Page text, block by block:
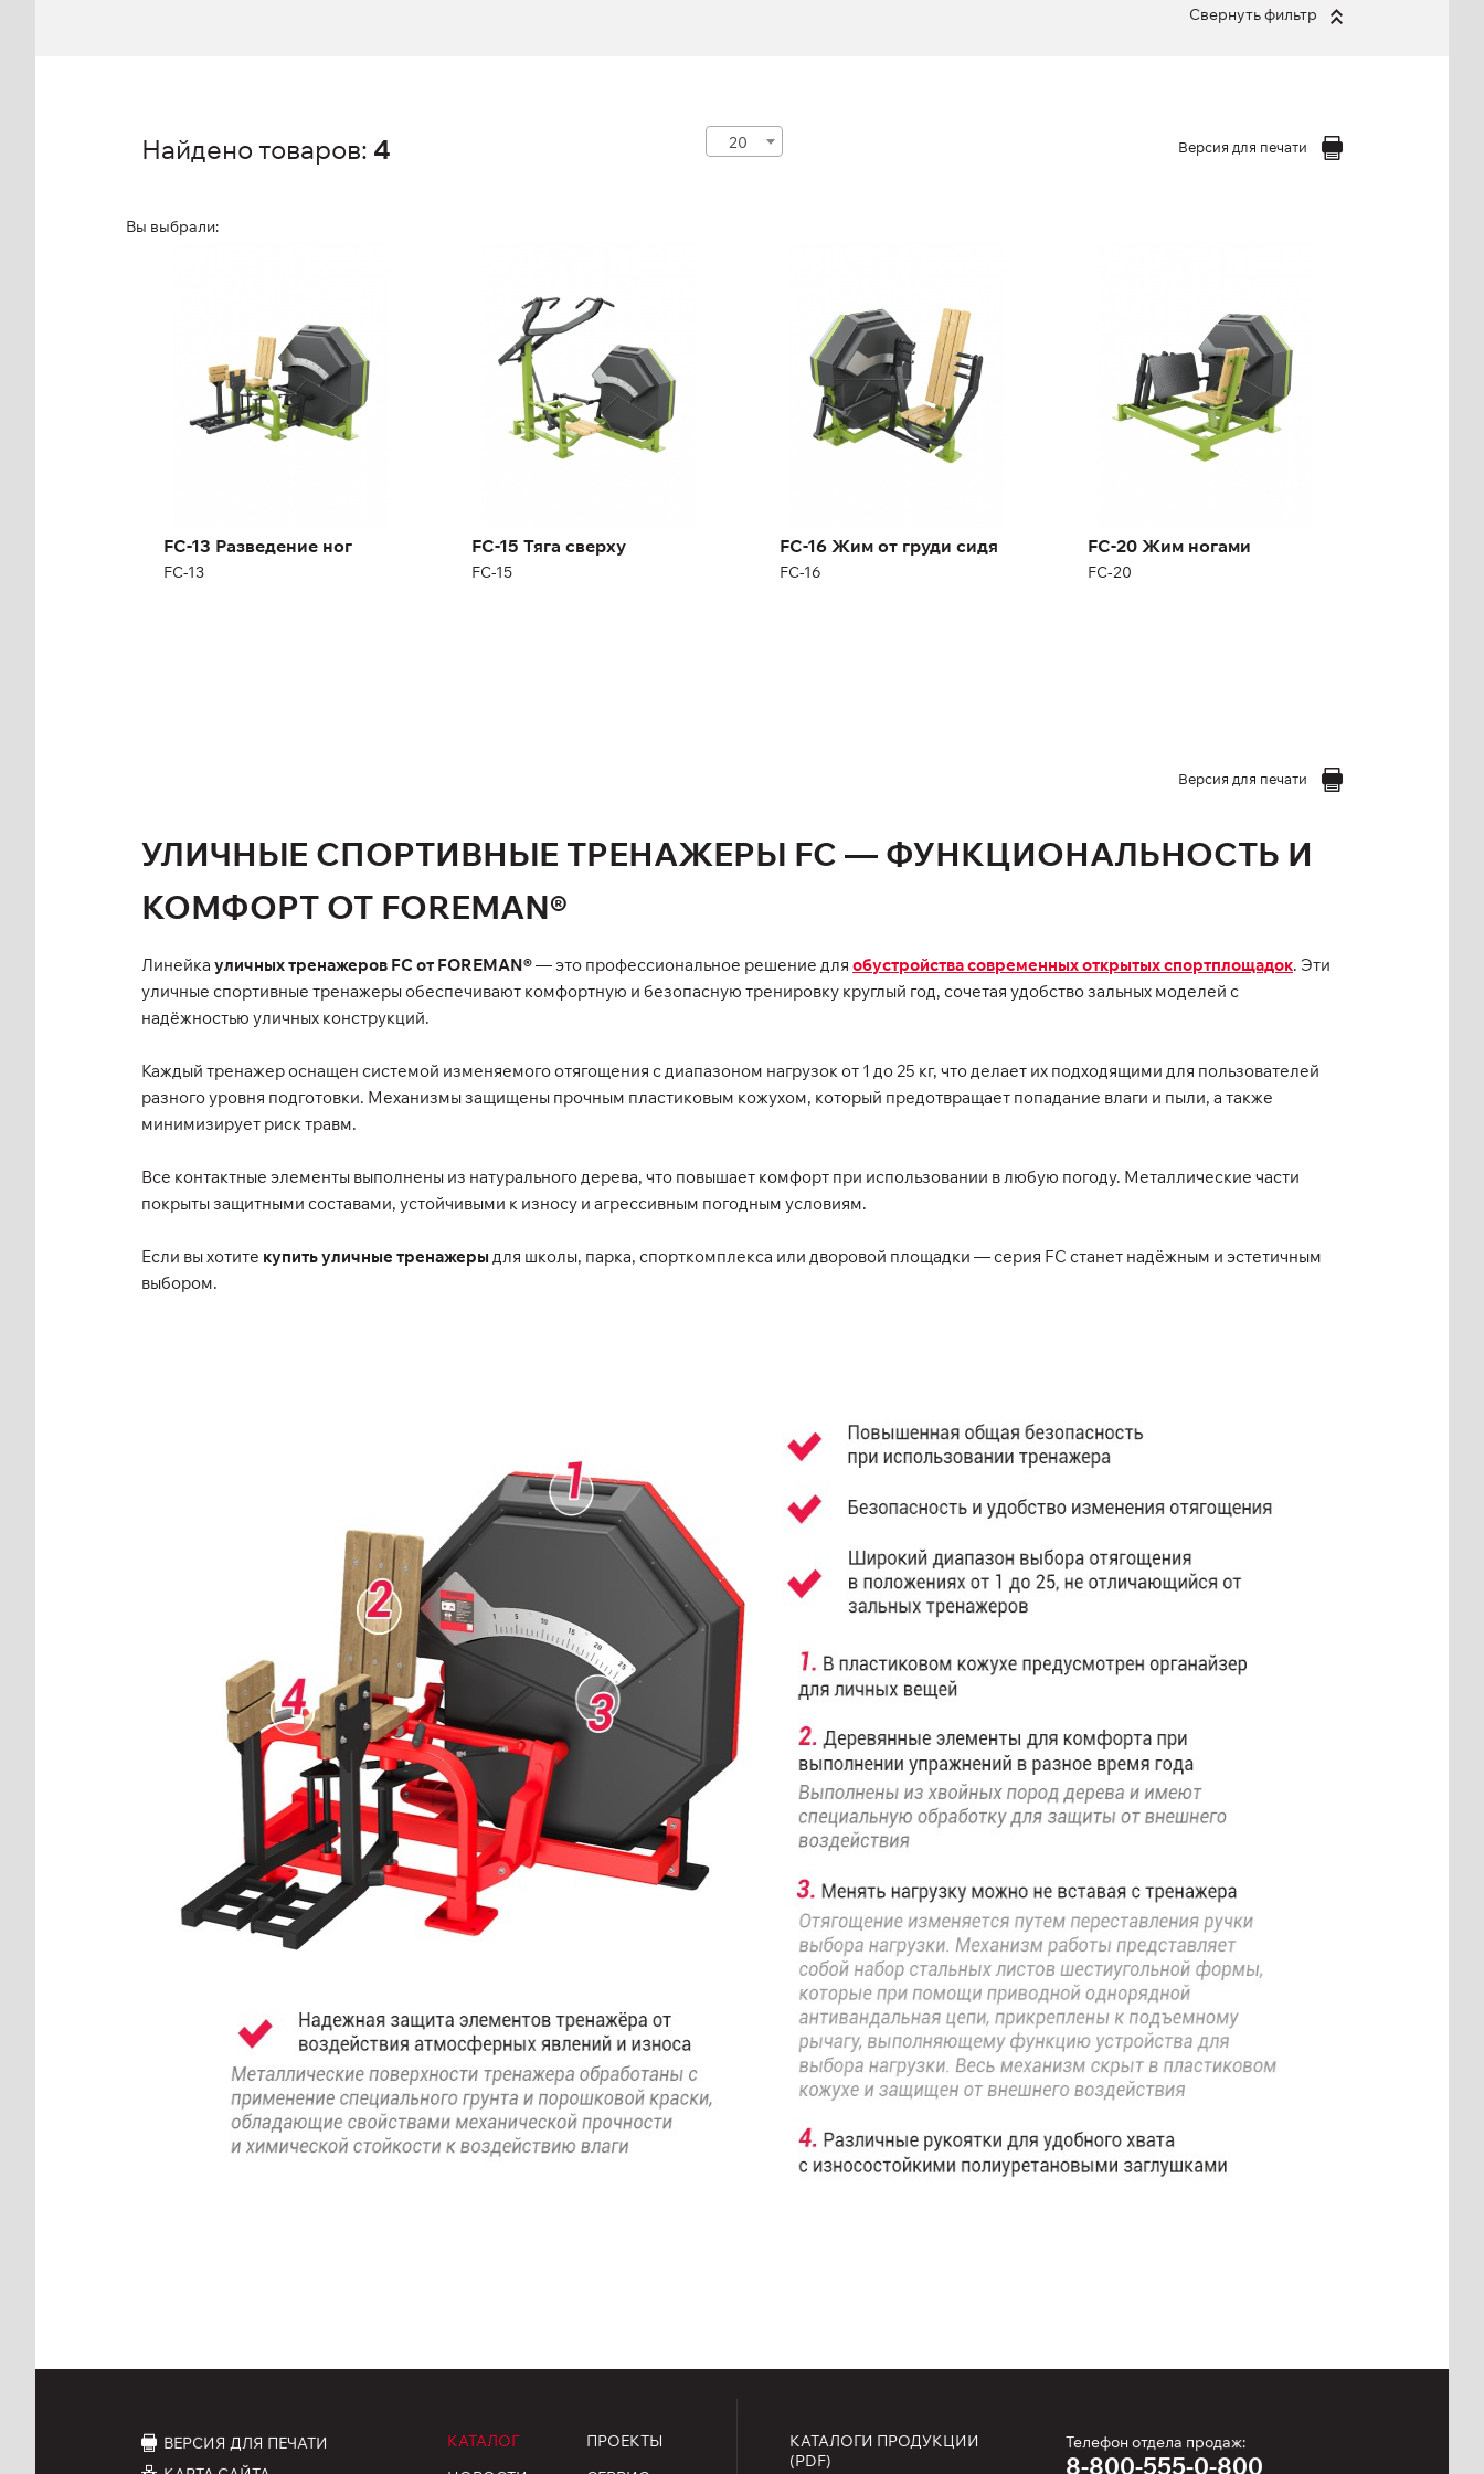
Свернуть фильтр
Найдено товаров: 4 20 Версия для печати
Вы выбрали:
FC-13 Разведение ног
FC-13
Высота:
127,6 см
Ширина:
FC-15 Тяга сверху
FC-15
212,2 см
FC-16 Жим от груди сидя
FC-16
FC-20 Жим ногами
FC-20
Масса:
395 кг
Версия для печати
УЛИЧНЫЕ СПОРТИВНЫЕ ТРЕНАЖЕРЫ FC — ФУНКЦИОНАЛЬНОСТЬ И
КОМФОРТ ОТ FOREMAN®
Линейка уличных тренажеров FC от FOREMAN®— это профессиональное решение для обустройства современных открытых спортплощадок. Эти
уличные спортивные тренажеры обеспечивают комфортную и безопасную тренировку круглый год, сочетая удобство зальных моделей с
надёжностью уличных конструкций.
Каждый тренажер оснащен системой изменяемого отягощения с диапазоном нагрузок от 1 до 25 кг, что делает их подходящими для пользователей
разного уровня подготовки. Механизмы защищены прочным пластиковым кожухом, который предотвращает попадание влаги и пыли, а также
минимизирует риск травм.
Все контактные элементы выполнены из натурального дерева, что повышает комфорт при использовании в любую погоду. Металлические части
покрыты защитными составами, устойчивыми к износу и агрессивным погодным условиям.
Если вы хотите купить уличные тренажеры для школы, парка, спорткомплекса или дворовой площадки — серия FC станет надёжным и эстетичным
выбором.
ВЕРСИЯ ДЛЯ ПЕЧАТИ КАТАЛОГ ПРОЕКТЫ КАТАЛОГИ ПРОДУКЦИИ
(PDF)
Телефон отдела продаж:
8-800-555-0-800